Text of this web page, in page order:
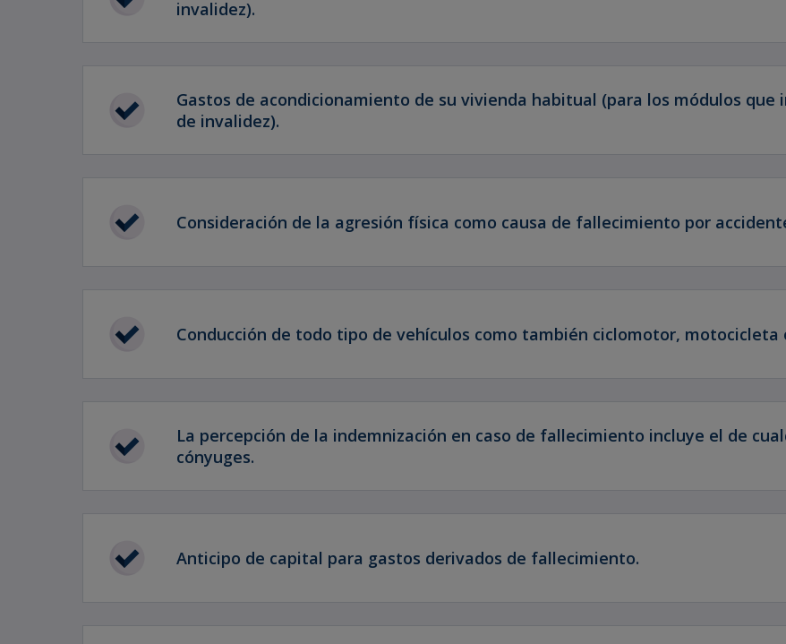
invalidez).
Gastos de acondicionamiento de su vivienda habitual (para los módulos que
de invalidez).
Consideración de la agresión física como causa de fallecimiento por
Conducción de todo tipo de vehículos como también ciclomotor, motocicleta
La percepción de la indemnización en caso de fallecimiento incluye el de
cónyuges.
Anticipo de capital para gastos derivados de fallecimiento.